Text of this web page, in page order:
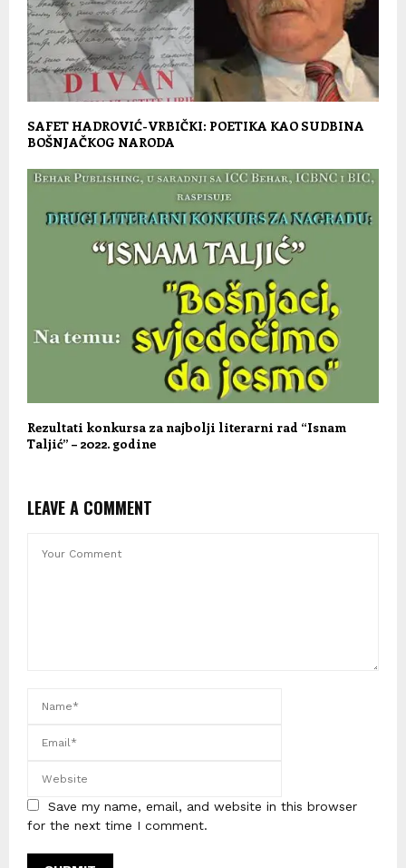
SAFET HADROVIĆ-VRBIČKI: POETIKA KAO SUDBINA
BOŠNJAČKOG NARODA
Rezultati konkursa za najbolji literarni rad “Isnam
Taljić” – 2022. godine
LEAVE A COMMENT
Save my name, email, and website in this browser
for the next time I comment.